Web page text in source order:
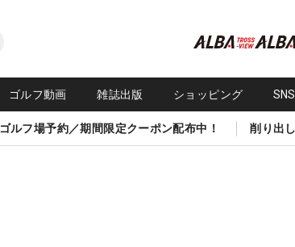
ゴルフ動画 雑誌出版 ショッピング
ゴルフ場予約／期間限定クーポン配布中！ 削り出